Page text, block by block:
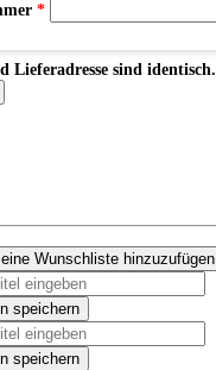
*
Lieferadresse sind identisch.
Wunschliste hinzuzufügen
speichern
speichern